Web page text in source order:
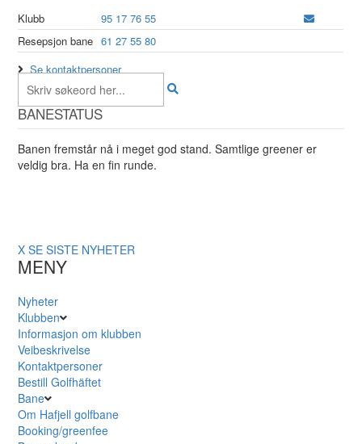
Klubb
95 17 76 55
Resepsjon bane 61 27 55 80
Se kontaktpersoner
BANESTATUS
Banen fremstår nå i meget god stand. Samtlige greener er
veldig bra. Ha en fin runde.
X SE SISTE NYHETER
MENY
Nyheter
Klubben
Informasjon om klubben
Veibeskrivelse
Kontaktpersoner
Bestill Golfhäftet
Bane
Om Hafjell golfbane
Booking/greenfee